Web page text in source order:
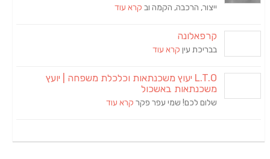
ייצור, הרכבה, הקמה וב קרא עוד
קרפאלונה
בבריכת עין קרא עוד
L.T.O יעוץ משכנתאות וכלכלת משפחה | יועץ
משכנתאות באשכול
שלום לכם! שמי עפר פקר קרא עוד